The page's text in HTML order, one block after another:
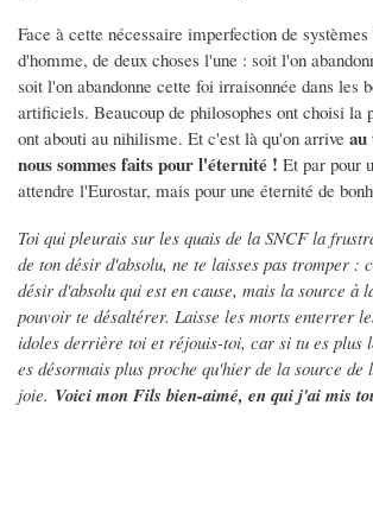
Face à cette nécessaire imperfection de
d'homme, de deux choses l'une : soit l'on
soit l'on abandonne cette foi irraisonnée dans les
artificiels. Beaucoup de philosophes ont choisi la
ont abouti au nihilisme. Et c'est là qu'on arrive au
nous sommes faits pour l'éternité ! Et par pour
attendre l'Eurostar, mais pour une éternité de
Toi qui pleurais sur les quais de la SNCF la
de ton désir d'absolu, ne te laisses pas tromper :
désir d'absolu qui est en cause, mais la source à
pouvoir te désaltérer. Laisse les morts enterrer
idoles derrière toi et réjouis-toi, car si tu es plus
es désormais plus proche qu'hier de la source de
joie. Voici mon Fils bien-aimé, en qui j'ai mis